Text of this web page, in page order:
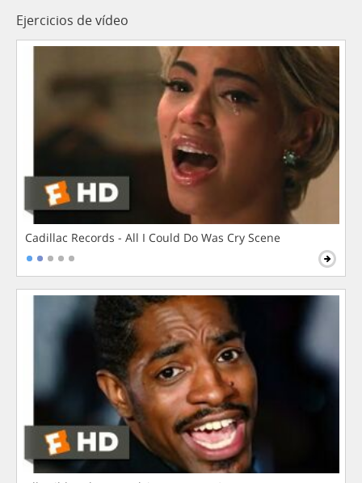
Ejercicios de vídeo
Cadillac Records - All I Could Do Was Cry Scene